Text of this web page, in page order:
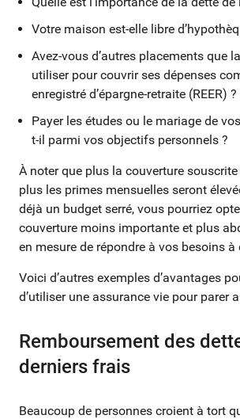
Votre maison est-elle libre
Avez-vous d’autres placements que
utiliser pour couvrir ses dépenses
enregistré d’épargne-retraite (REER) ?
Payer les études ou le mariage de
t-il parmi vos objectifs personnels ?
À noter que plus la couverture
plus les primes mensuelles seront
déjà un budget serré, vous pourriez
couverture moins importante et plus
en mesure de répondre à vos besoins à
Voici d’autres exemples d’avantages
d’utiliser une assurance vie pour parer
Remboursement des
derniers frais
Beaucoup de personnes croient à tort